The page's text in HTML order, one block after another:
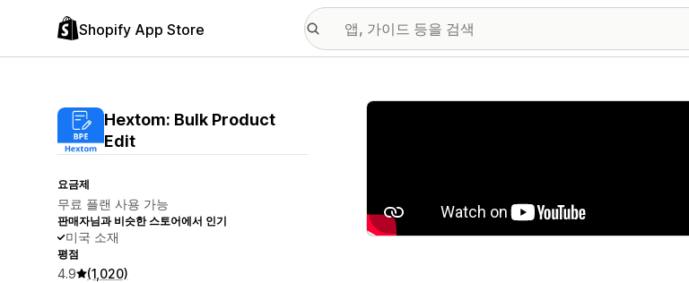
Shopify App Store
Hextom: Bulk Product
Edit
요금제
무료 플랜 사용 가능
판매자님과 비슷한 스토어에서 인기
미국 소재
평점
4.9 (1,020)
추천 이미지 갤러리